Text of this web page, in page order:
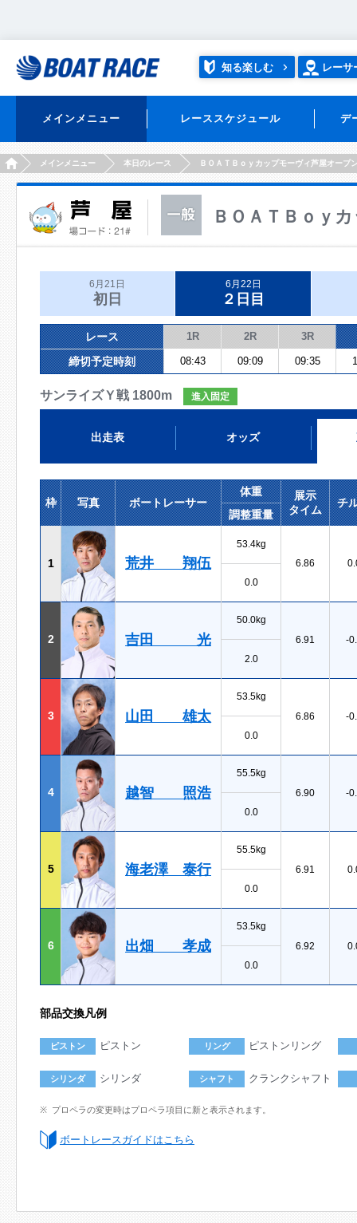
知る楽しむ レーサ
メインメニュー レーススケジュール デ
HOMEメインメニュー 本日のレース ＢＯＡＴＢｏｙカップモーヴィ芦屋オープ
ＢＯＡＴＢｏｙ
6月21日
初日
6月22日
２日目
レース 1R 2R 3R
締切予定時刻 08:43 09:09 09:35
サンライズＹ戦 1800m 進入固定
出走表 オッズ
枠 写真 ボートレーサー
体重
展示
タイム
チ
調整重量
1 荒井 翔伍
53.4kg
6.86
0.0
2 吉田 光
50.0kg
6.91
-
2.0
3 山田 雄太
53.5kg
6.86
-
0.0
4 越智 照浩
55.5kg
6.90
-
0.0
5 海老澤 泰行
55.5kg
6.91
0.0
6 出畑 孝成
53.5kg
6.92
0.0
部品交換凡例
ピストン ピストン リング ピストンリング
シリンダ シリンダ シャフト クランクシャフト
プロペラの変更時はプロペラ項目に新と表示されます。
ボートレースガイドはこちら